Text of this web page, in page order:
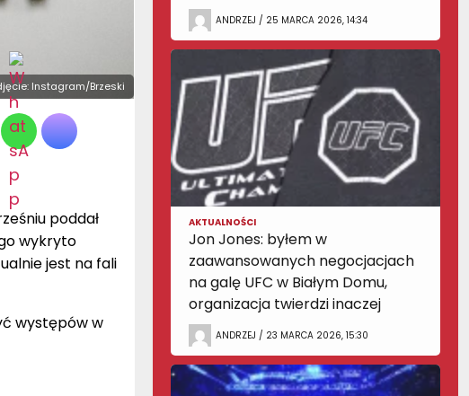
Instagram/Brzeski
poddał
wykryto
jest na fali
występów w
ANDRZEJ / 25 MARCA 2026, 14:34
AKTUALNOŚCI
Jon Jones: byłem w
zaawansowanych negocjacjach
na galę UFC w Białym Domu,
organizacja twierdzi inaczej
ANDRZEJ / 23 MARCA 2026, 15:30